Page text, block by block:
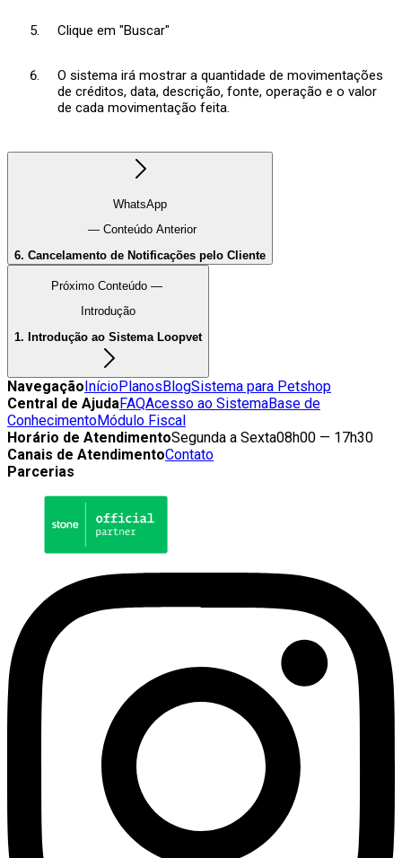
Clique em "Buscar"
O sistema irá mostrar a quantidade de movimentações
de créditos, data, descrição, fonte, operação e o valor
de cada movimentação feita.
WhatsApp
— Conteúdo Anterior
6. Cancelamento de Notificações pelo Cliente
Próximo Conteúdo —
Introdução
1. Introdução ao Sistema Loopvet
NavegaçãoInícioPlanosBlogSistema para Petshop
Central de AjudaFAQAcesso ao SistemaBase de
ConhecimentoMódulo Fiscal
Horário de AtendimentoSegunda a Sexta08h00 — 17h30
Canais de AtendimentoContato
Parcerias